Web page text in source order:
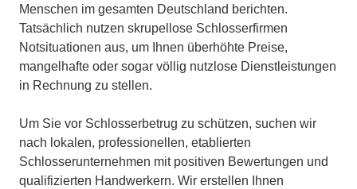
Menschen im gesamten Deutschland berichten.
Tatsächlich nutzen skrupellose Schlosserfirmen
Notsituationen aus, um Ihnen überhöhte Preise,
mangelhafte oder sogar völlig nutzlose Dienstleistungen
in Rechnung zu stellen.
Um Sie vor Schlosserbetrug zu schützen, suchen wir
nach lokalen, professionellen, etablierten
Schlosserunternehmen mit positiven Bewertungen und
qualifizierten Handwerkern. Wir erstellen Ihnen